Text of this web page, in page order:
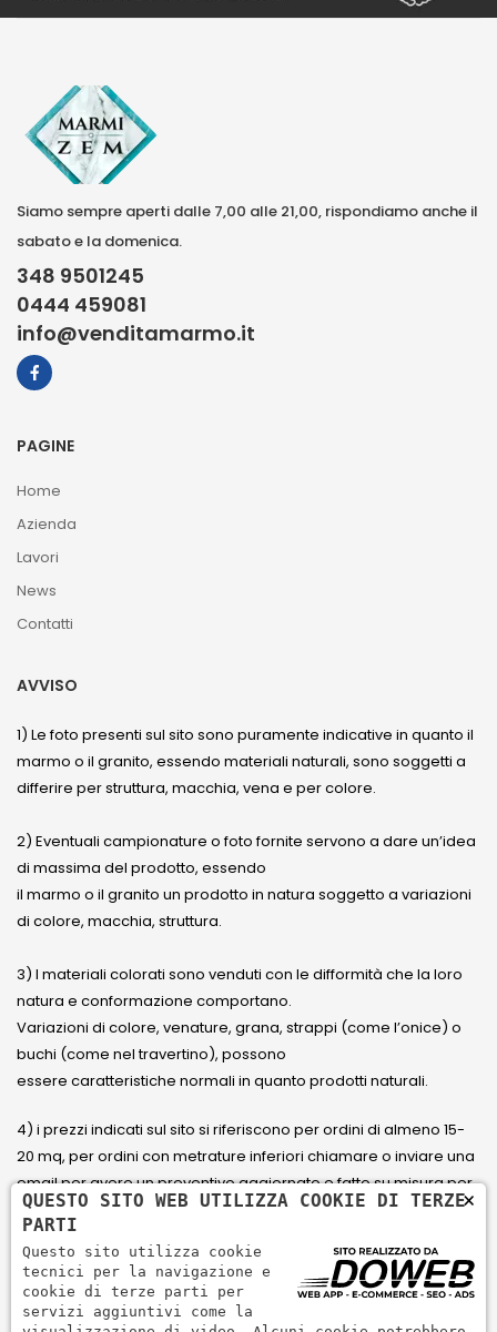
Siamo sempre aperti dalle 7,00 alle 21,00, rispondiamo anche il
sabato e la domenica.
348 9501245
0444 459081
info@venditamarmo.it
PAGINE
Home
Azienda
Lavori
News
Contatti
AVVISO
1) Le foto presenti sul sito sono puramente indicative in quanto il
marmo o il granito, essendo materiali naturali, sono soggetti a
differire per struttura, macchia, vena e per colore.
2) Eventuali campionature o foto fornite servono a dare un’idea
di massima del prodotto, essendo
il marmo o il granito un prodotto in natura soggetto a variazioni
di colore, macchia, struttura.
3) I materiali colorati sono venduti con le difformità che la loro
natura e conformazione comportano.
Variazioni di colore, venature, grana, strappi (come l’onice) o
buchi (come nel travertino), possono
essere caratteristiche normali in quanto prodotti naturali.
4) i prezzi indicati sul sito si riferiscono per ordini di almeno 15-
20 mq, per ordini con metrature inferiori chiamare o inviare una
email per avere un preventivo aggiornato e fatto su misura per
il cliente.
5) Paga con Carta di credito Visa, Visa Electron, Maestro,
Mastercard tramite il circuito PayPal. PayPal serve per pagare,
inviare denaro e accettare pagamenti in modo rapido,
×
QUESTO SITO WEB UTILIZZA COOKIE DI TERZE
PARTI
Questo sito utilizza cookie
tecnici per la navigazione e
cookie di terze parti per
servizi aggiuntivi come la